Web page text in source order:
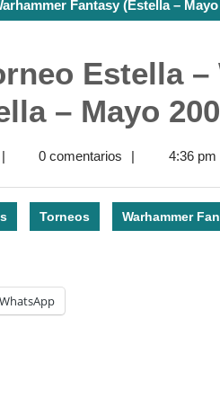
Fantasy (Estella – Mayo
Estella –
– Mayo
| 0 comentarios | 4:36 pm
Torneos Warhammer
WhatsApp